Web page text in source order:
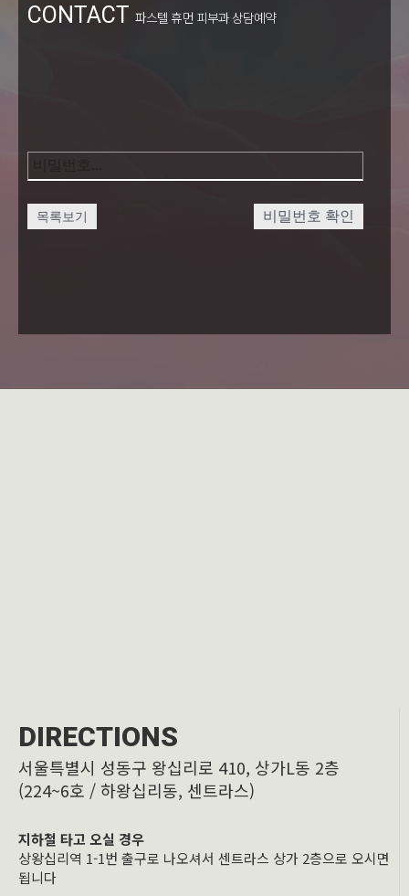
CONTACT 파스텔 휴먼 피부과 상담예약
목록보기 비밀번호 확인
DIRECTIONS
서울특별시 성동구 왕십리로 410, 상가L동 2층
(224~6호 / 하왕십리동, 센트라스)
지하철 타고 오실 경우
상왕십리역 1-1번 출구로 나오셔서 센트라스 상가 2층으로 오시면
됩니다